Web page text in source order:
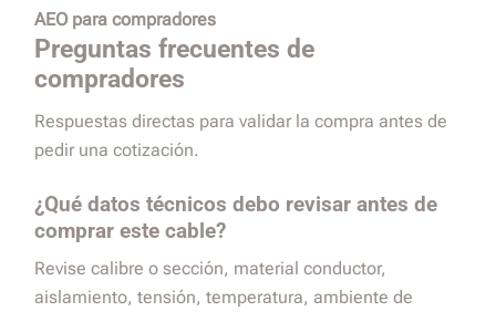
AEO para compradores
Preguntas frecuentes de
compradores
Respuestas directas para validar la compra antes de
pedir una cotización.
¿Qué datos técnicos debo revisar antes de
comprar este cable?
Revise calibre o sección, material conductor,
aislamiento, tensión, temperatura, ambiente de